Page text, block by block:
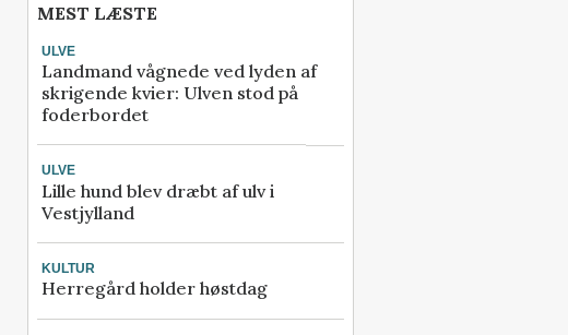
MEST LÆSTE
ULVE
Landmand vågnede ved lyden af
skrigende kvier: Ulven stod på
foderbordet
ULVE
Lille hund blev dræbt af ulv i
Vestjylland
KULTUR
Herregård holder høstdag